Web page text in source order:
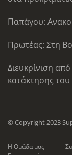
Παπάγου:
Πρωτέας: Στη
Διευκρίνιση
κατάκτησης
© Copyright 2023
Η Ομάδα μας